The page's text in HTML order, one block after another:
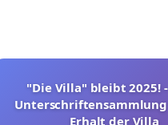
"Die Villa" bleibt 2025!
Erhalt der Villa